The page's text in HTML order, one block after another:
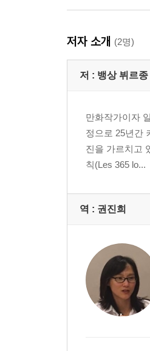
저자 소개 (2명)
저 : 뱅상 뷔르종
만화작가이자
정으로 25년간
진을 가르치고
칙(Les 365 lo...
역 : 권진희